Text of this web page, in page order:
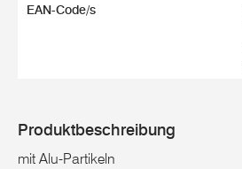
EAN-Code/s
Produktbeschreibung
mit Alu-Partikeln